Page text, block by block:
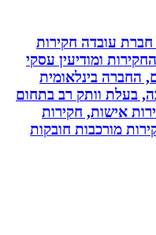
עובדה חקירות
ומודיעין עסקי
בינלאומית
וותק רב בתחום
חקירות
מורכבות חובקות